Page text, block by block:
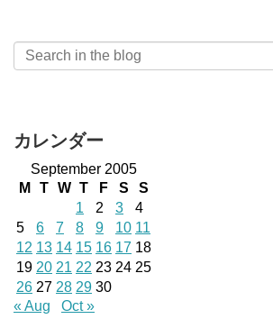
カレンダー
September 2005
M
T W T F S
S
1
2 3
4
5
6 7 8 9 10 11
12 13 14 15 16 17 18
19 20 21 22 23 24 25
26 27 28 29 30
« Aug
Oct »